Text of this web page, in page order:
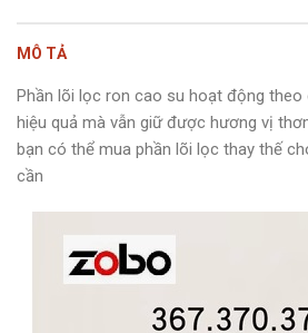
MÔ TẢ
Phần lõi lọc ron cao su hoạt động theo
hiệu quả mà vẫn giữ được hương vị
bạn có thể mua phần lõi lọc thay thế
cần